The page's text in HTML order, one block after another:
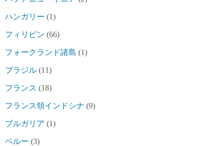
ハンガリー (1)
フィリピン (66)
フォークランド諸島 (1)
ブラジル (11)
フランス (18)
フランス領インドシナ (9)
ブルガリア (1)
ペルー (3)